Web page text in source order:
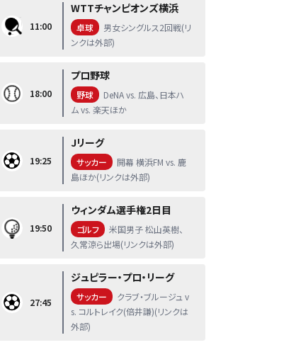
11:00
WTTチャンピオンズ横浜
卓球
男女シングルス2回戦(リ
ンクは外部)
18:00
プロ野球
野球
DeNA vs. 広島、日本ハ
ム vs. 楽天ほか
19:25
Jリーグ
サッカー
開幕 横浜FM vs. 鹿
島ほか(リンクは外部)
19:50
ウィンダム選手権2日目
ゴルフ
米国男子 松山英樹、
久常涼ら出場(リンクは外部)
27:45
ジュピラー・プロ・リーグ
サッカー
クラブ・ブルージュ v
s. コルトレイク(倍井謙)(リンクは
外部)